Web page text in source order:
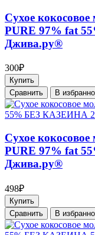
Сухое
PURE 97% fat
Джива.ру®
300₽
Купить
Cравнить
В
Сухое
PURE 97% fat
Джива.ру®
498₽
Купить
Cравнить
В